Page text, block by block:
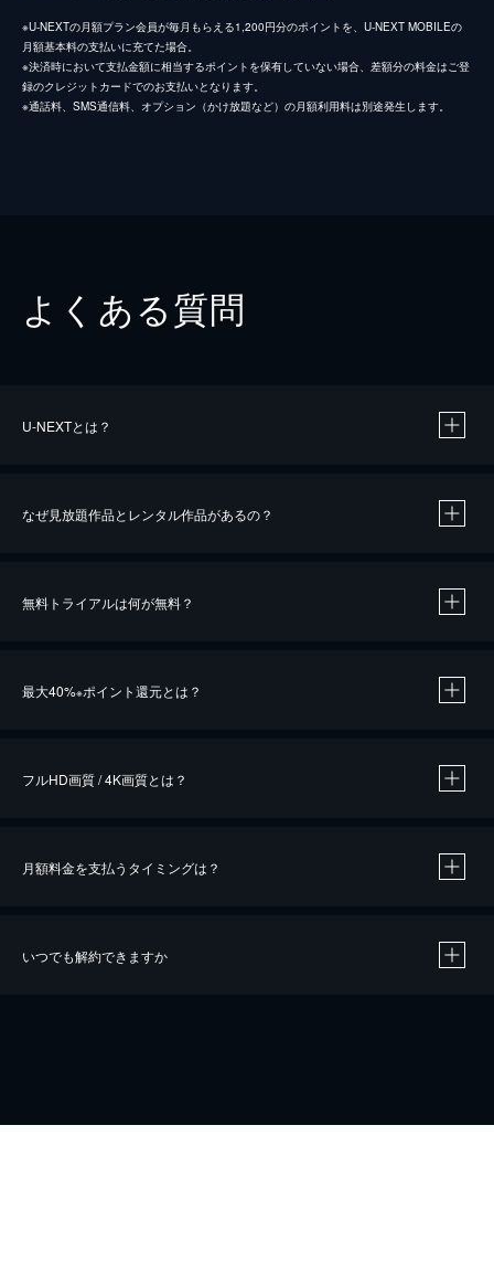
※U-NEXTの月額プラン会員が毎月もらえる1,200円分のポイントを、U-NEXT MOBILEの
月額基本料の支払いに充てた場合。
※決済時において支払金額に相当するポイントを保有していない場合、差額分の料金はご登
録のクレジットカードでのお支払いとなります。
※通話料、SMS通信料、オプション（かけ放題など）の月額利用料は別途発生します。
よくある質問
U-NEXTとは？
なぜ見放題作品とレンタル作品があるの？
無料トライアルは何が無料？
最大40%※ポイント還元とは？
※40％ポイント還元の対象は、クレジットカード決済による作品の購入 / レンタルです。
フルHD画質 / 4K画質とは？
月額料金を支払うタイミングは？
いつでも解約できますか